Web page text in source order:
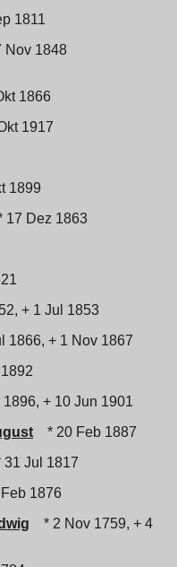
1811
Nov 1848
1866
1917
1899
17 Dez 1863
+ 1 Jul 1853
1866, + 1 Nov 1867
1896, + 10 Jun 1901
* 20 Feb 1887
31 Jul 1817
1876
* 2 Nov 1759, + 4